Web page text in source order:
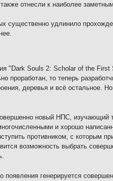
отнесли к наиболее
существенно удлинило
"Dark Souls 2: Scholar of the First
то теперь
деревья и всё остальное.
новый НПС, изучающий
и хорошо
противником, с которым
возможность выбрать
генерируется